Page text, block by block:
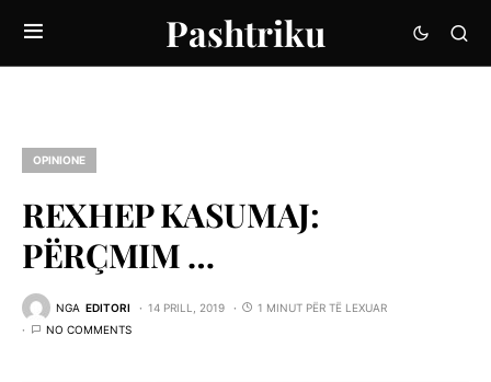
Pashtriku
OPINIONE
REXHEP KASUMAJ:
PËRÇMIM …
NGA EDITORI 14 PRILL, 2019
1 MINUT PËR TË LEXUAR
NO COMMENTS